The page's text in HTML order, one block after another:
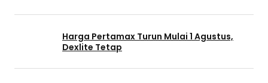
Harga Pertamax Turun Mulai 1 Agustus,
Dexlite Tetap